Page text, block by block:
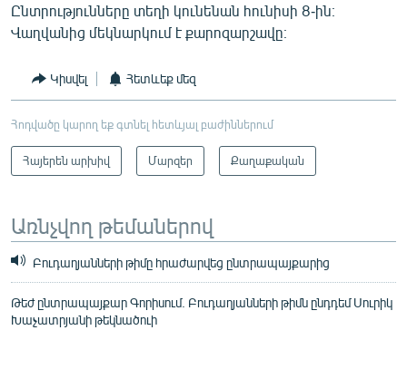
Ընտրությունները տեղի կունենան հունիսի 8-ին։
Վաղվանից մեկնարկում է քարոզարշավը։
Կիսվել Հետևեք մեզ
Հոդվածը կարող եք գտնել հետևյալ բաժիններում
Հայերեն արխիվ Մարզեր Քաղաքական
Առնչվող թեմաներով
Բուդաղյանների թիմը հրաժարվեց ընտրապայքարից
Թեժ ընտրապայքար Գորիսում. Բուդաղյանների թիմն ընդդեմ Սուրիկ
Խաչատրյանի թեկնածուի